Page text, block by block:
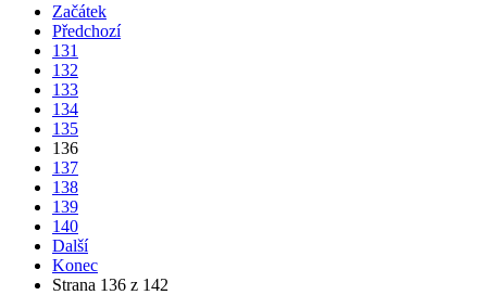
Začátek
Předchozí
131
132
133
134
135
136
137
138
139
140
Další
Konec
Strana 136 z 142